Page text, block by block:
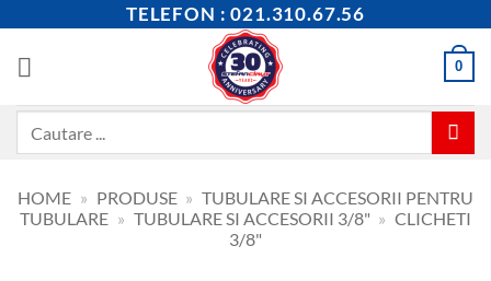
content
TELEFON : 021.310.67.56
0
HOME » PRODUSE » TUBULARE SI ACCESORII PENTRU
TUBULARE » TUBULARE SI ACCESORII 3/8" » CLICHETI
3/8"